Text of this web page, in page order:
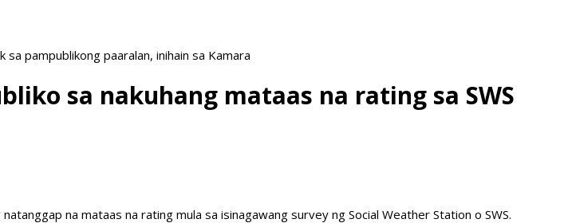
pampublikong paaralan, inihain sa Kamara
sa nakuhang mataas na rating sa SWS
na mataas na rating mula sa isinagawang survey ng Social Weather Station o SWS.